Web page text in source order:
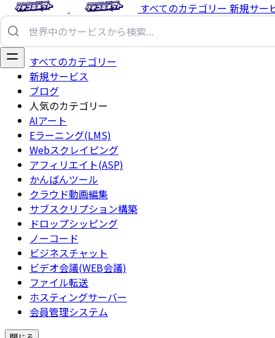
すべてのカテゴリー 新規サー
すべてのカテゴリー
新規サービス
ブログ
人気のカテゴリー
AIアート
Eラーニング(LMS)
Webスクレイピング
アフィリエイト(ASP)
かんばんツール
クラウド動画編集
サブスクリプション構築
ドロップシッピング
ノーコード
ビジネスチャット
ビデオ会議(WEB会議)
ファイル転送
ホスティングサーバー
会員管理システム